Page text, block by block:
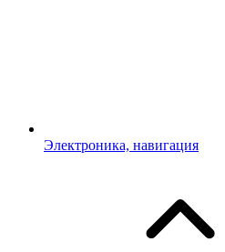
Электроника, навигация